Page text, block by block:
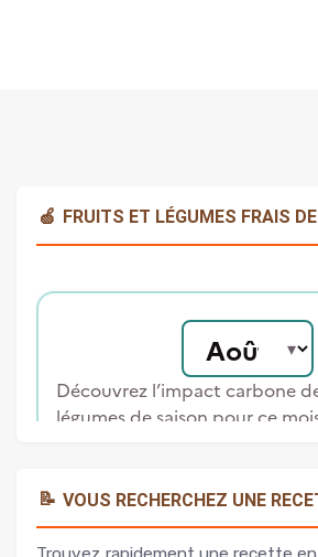
🍏 FRUITS ET LÉGUMES FRAIS
📝 VOUS RECHERCHEZ UNE